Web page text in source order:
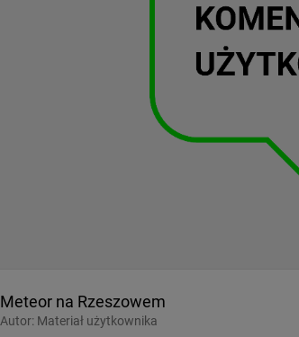
Meteor na Rzeszowem
Autor: Materiał użytkownika